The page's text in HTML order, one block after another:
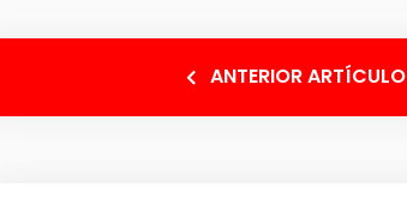
ANTERIOR ARTÍCULO